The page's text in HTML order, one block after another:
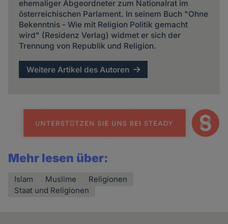
ehemaliger Abgeordneter zum Nationalrat im
österreichischen Parlament. In seinem Buch "Ohne
Bekenntnis - Wie mit Religion Politik gemacht
wird" (Residenz Verlag) widmet er sich der
Trennung von Republik und Religion.
Weitere Artikel des Autoren
Mehr lesen über:
Islam Muslime
Religionen
Staat und Religionen